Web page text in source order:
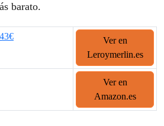
barato.
Ver en
Leroymerlin.es
Ver en
Amazon.es